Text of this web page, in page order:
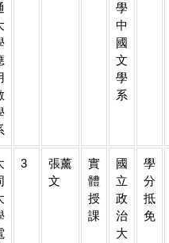
學
中
國
文
學
系
3
張薰
文
實
體
授
課
國
立
政
治
大
學
分
抵
免